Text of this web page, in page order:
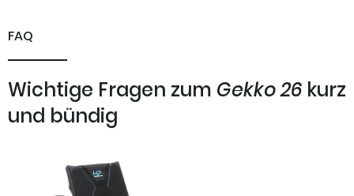
FAQ
Wichtige Fragen zum Gekko 26 kurz
und bündig